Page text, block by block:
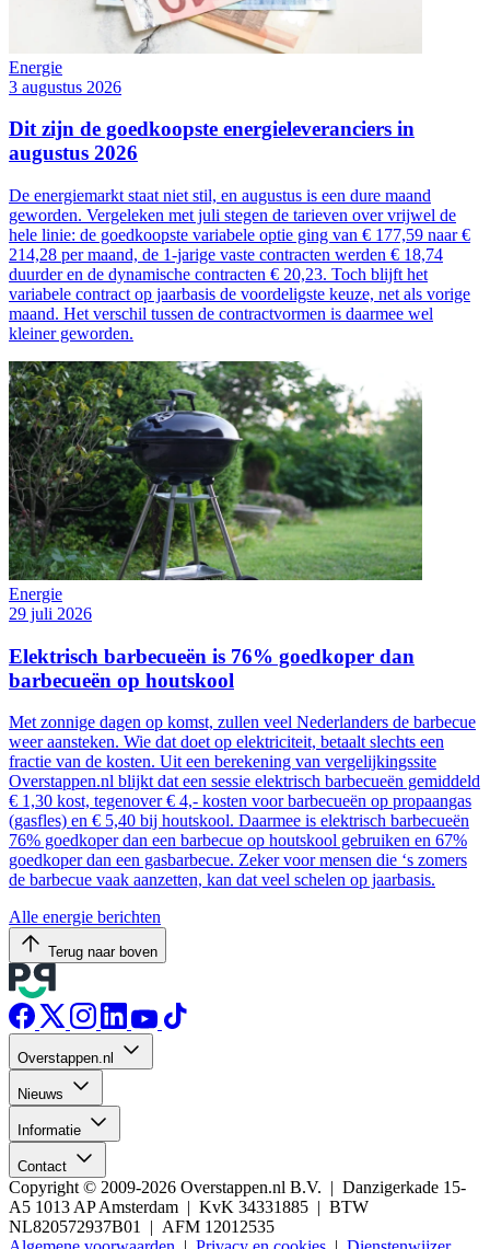
Energie
3 augustus 2026
Dit zijn de goedkoopste energieleveranciers in
augustus 2026
De energiemarkt staat niet stil, en augustus is een dure maand
geworden. Vergeleken met juli stegen de tarieven over vrijwel de
hele linie: de goedkoopste variabele optie ging van € 177,59 naar €
214,28 per maand, de 1-jarige vaste contracten werden € 18,74
duurder en de dynamische contracten € 20,23. Toch blijft het
variabele contract op jaarbasis de voordeligste keuze, net als vorige
maand. Het verschil tussen de contractvormen is daarmee wel
kleiner geworden.
Energie
29 juli 2026
Elektrisch barbecueën is 76% goedkoper dan
barbecueën op houtskool
Met zonnige dagen op komst, zullen veel Nederlanders de barbecue
weer aansteken. Wie dat doet op elektriciteit, betaalt slechts een
fractie van de kosten. Uit een berekening van vergelijkingssite
Overstappen.nl blijkt dat een sessie elektrisch barbecueën gemiddeld
€ 1,30 kost, tegenover € 4,- kosten voor barbecueën op propaangas
(gasfles) en € 5,40 bij houtskool. Daarmee is elektrisch barbecueën
76% goedkoper dan een barbecue op houtskool gebruiken en 67%
goedkoper dan een gasbarbecue. Zeker voor mensen die ‘s zomers
de barbecue vaak aanzetten, kan dat veel schelen op jaarbasis.
Alle energie berichten
Terug naar boven
Overstappen.nl
Nieuws
Informatie
Contact
Copyright © 2009-2026 Overstappen.nl B.V. | Danzigerkade 15-
A5 1013 AP Amsterdam | KvK 34331885 | BTW
NL820572937B01 | AFM 12012535